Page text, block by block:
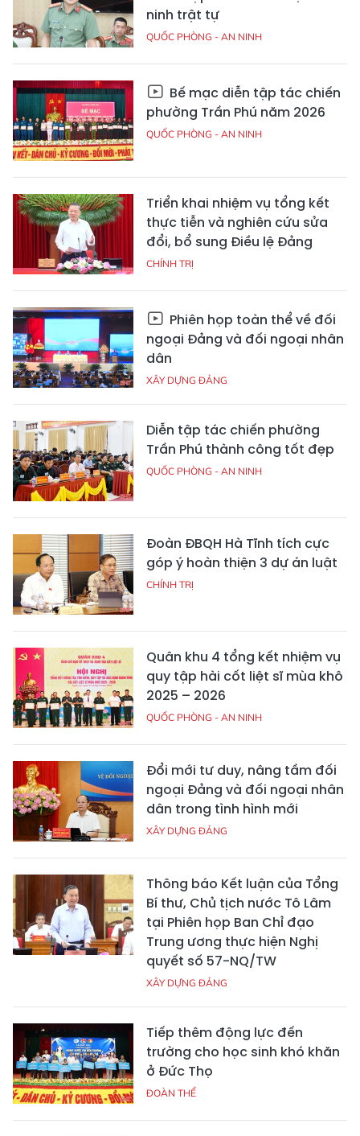
ninh trật tự
QUỐC PHÒNG - AN NINH
Bế mạc diễn tập tác chiến
phường Trần Phú năm 2026
QUỐC PHÒNG - AN NINH
Triển khai nhiệm vụ tổng kết
thực tiễn và nghiên cứu sửa
đổi, bổ sung Điều lệ Đảng
CHÍNH TRỊ
Phiên họp toàn thể về đối
ngoại Đảng và đối ngoại nhân
dân
XÂY DỰNG ĐẢNG
Diễn tập tác chiến phường
Trần Phú thành công tốt đẹp
QUỐC PHÒNG - AN NINH
Đoàn ĐBQH Hà Tĩnh tích cực
góp ý hoàn thiện 3 dự án luật
CHÍNH TRỊ
Quân khu 4 tổng kết nhiệm vụ
quy tập hài cốt liệt sĩ mùa khô
2025 – 2026
QUỐC PHÒNG - AN NINH
Đổi mới tư duy, nâng tầm đối
ngoại Đảng và đối ngoại nhân
dân trong tình hình mới
XÂY DỰNG ĐẢNG
Thông báo Kết luận của Tổng
Bí thư, Chủ tịch nước Tô Lâm
tại Phiên họp Ban Chỉ đạo
Trung ương thực hiện Nghị
quyết số 57-NQ/TW
XÂY DỰNG ĐẢNG
Tiếp thêm động lực đến
trường cho học sinh khó khăn
ở Đức Thọ
ĐOÀN THỂ